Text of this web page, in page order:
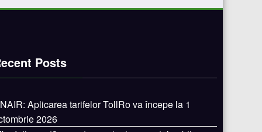
Posts
Aplicarea tarifelor TollRo va începe la 1
2026